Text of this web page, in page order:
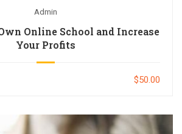
Admin
Online School and Increase
Your Profits
$50.00